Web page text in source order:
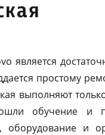
является
простому
выполняют
обучение и
оборудование и